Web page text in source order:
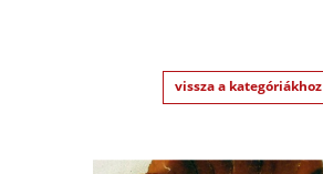
vissza a kategóriákhoz